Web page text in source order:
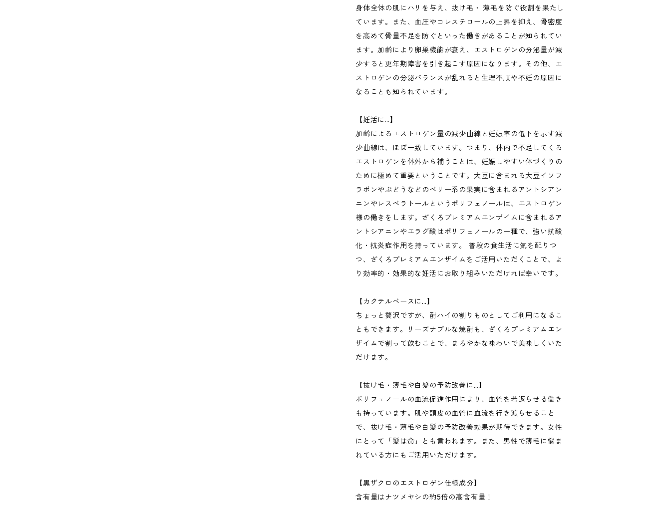
身体全体の肌にハリを与え、抜け毛・ 薄毛を防ぐ役割を果たし
ています。また、血圧やコレステロールの上昇を抑え、骨密度
を高めて骨量不足を防ぐといった働きがあることが知られてい
ます。加齢により卵巣機能が衰え、エストロゲンの分泌量が減
少すると更年期障害を引き起こす原因になります。その他、エ
ストロゲンの分泌バランスが乱れると生理不順や不妊の原因に
なることも知られています。
【妊活に…】
加齢によるエストロゲン量の減少曲線と妊娠率の低下を示す減
少曲線は、ほぼ一致しています。つまり、体内で不足してくる
エストロゲンを体外から補うことは、妊娠しやすい体づくりの
ために極めて重要ということです。大豆に含まれる大豆イソフ
ラボンやぶどうなどのベリー系の果実に含まれるアントシアン
ニンやレスベラトールというポリフェノールは、エストロゲン
様の働きをします。ざくろプレミアムエンザイムに含まれるア
ントシアニンやエラグ酸はポリフェノールの一種で、強い抗酸
化・抗炎症作用を持っています。 普段の食生活に気を配りつ
つ、ざくろプレミアムエンザイムをご活用いただくことで、よ
り効率的・効果的な妊活にお取り組みいただければ幸いです。
【カクテルベースに…】
ちょっと贅沢ですが、酎ハイの割りものとしてご利用になるこ
ともできます。リーズナブルな焼酎も、ざくろプレミアムエン
ザイムで割って飲むことで、まろやかな味わいで美味しくいた
だけます。
【抜け毛・薄毛や白髪の予防改善に…】
ポリフェノールの血流促進作用により、血管を若返らせる働き
も持っています。肌や頭皮の血管に血流を行き渡らせること
で、抜け毛・薄毛や白髪の予防改善効果が期待できます。女性
にとって「髪は命」とも言われます。また、男性で薄毛に悩ま
れている方にもご活用いただけます。
【黒ザクロのエストロゲン仕様成分】
含有量はナツメヤシの約5倍の高含有量！